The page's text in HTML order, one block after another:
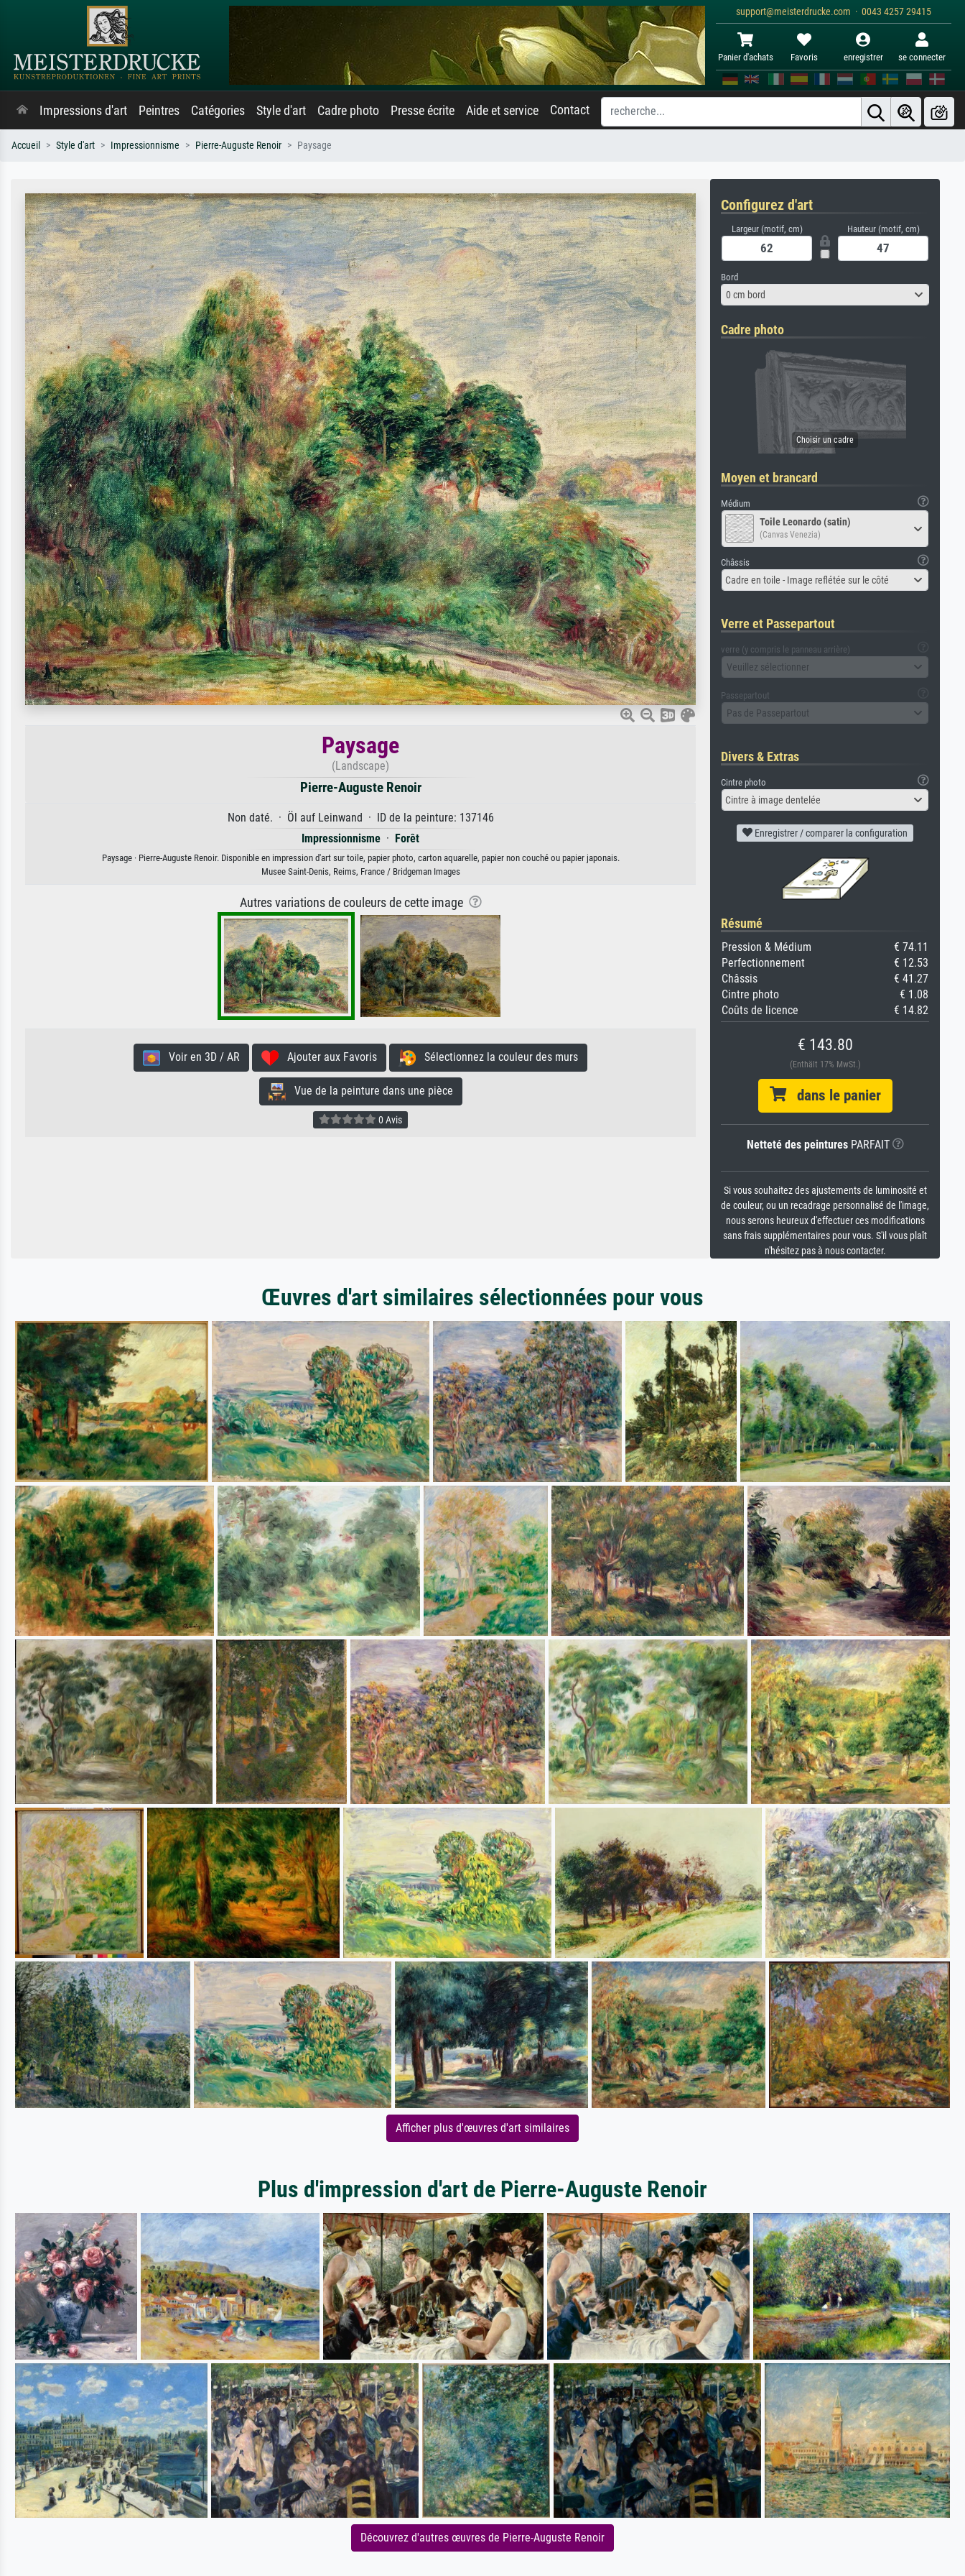
support@meisterdrucke.com · 0043 4257 29415
Panier d'achats Favoris enregistrer se connecter
Impressions d'art Peintres Catégories Style d'art Cadre photo Presse écrite Aide et service Contact
Accueil Style d'art Impressionnisme Pierre-Auguste Renoir Paysage
Paysage
(Landscape)
Pierre-Auguste Renoir
Non daté. · Öl auf Leinwand · ID de la peinture: 137146
Impressionnisme · Forêt
Paysage · Pierre-Auguste Renoir. Disponible en impression d'art sur toile, papier photo, carton aquarelle, papier non couché ou papier japonais.
Musee Saint-Denis, Reims, France / Bridgeman Images
Autres variations de couleurs de cette image
Voir en 3D / AR Ajouter aux Favoris Sélectionnez la couleur des murs
Vue de la peinture dans une pièce
0 Avis
Configurez d'art
Largeur (motif, cm) Hauteur (motif, cm)
Bord
0 cm bord
Cadre photo
Moyen et brancard
Médium
Toile Leonardo (satin)
(Canvas Venezia)
Châssis
Cadre en toile - Image reflétée sur le côté
Verre et Passepartout
verre (y compris le panneau arrière)
Veuillez sélectionner
Passepartout
Pas de Passepartout
Divers & Extras
Cintre photo
Cintre à image dentelée
Enregistrer / comparer la configuration
Résumé
Pression & Médium
€ 74.11
Perfectionnement
€ 12.53
Châssis
€ 41.27
Cintre photo
€ 1.08
Coûts de licence
€ 14.82
€ 143.80
(Enthält 17% MwSt.)
dans le panier
Netteté des peinturesPARFAIT
Si vous souhaitez des ajustements de luminosité et
de couleur, ou un recadrage personnalisé de l'image,
nous serons heureux d'effectuer ces modifications
sans frais supplémentaires pour vous. S'il vous plaît
n'hésitez pas à nous contacter.
Œuvres d'art similaires sélectionnées pour vous
Afficher plus d'œuvres d'art similaires
Plus d'impression d'art de Pierre-Auguste Renoir
Découvrez d'autres œuvres de Pierre-Auguste Renoir